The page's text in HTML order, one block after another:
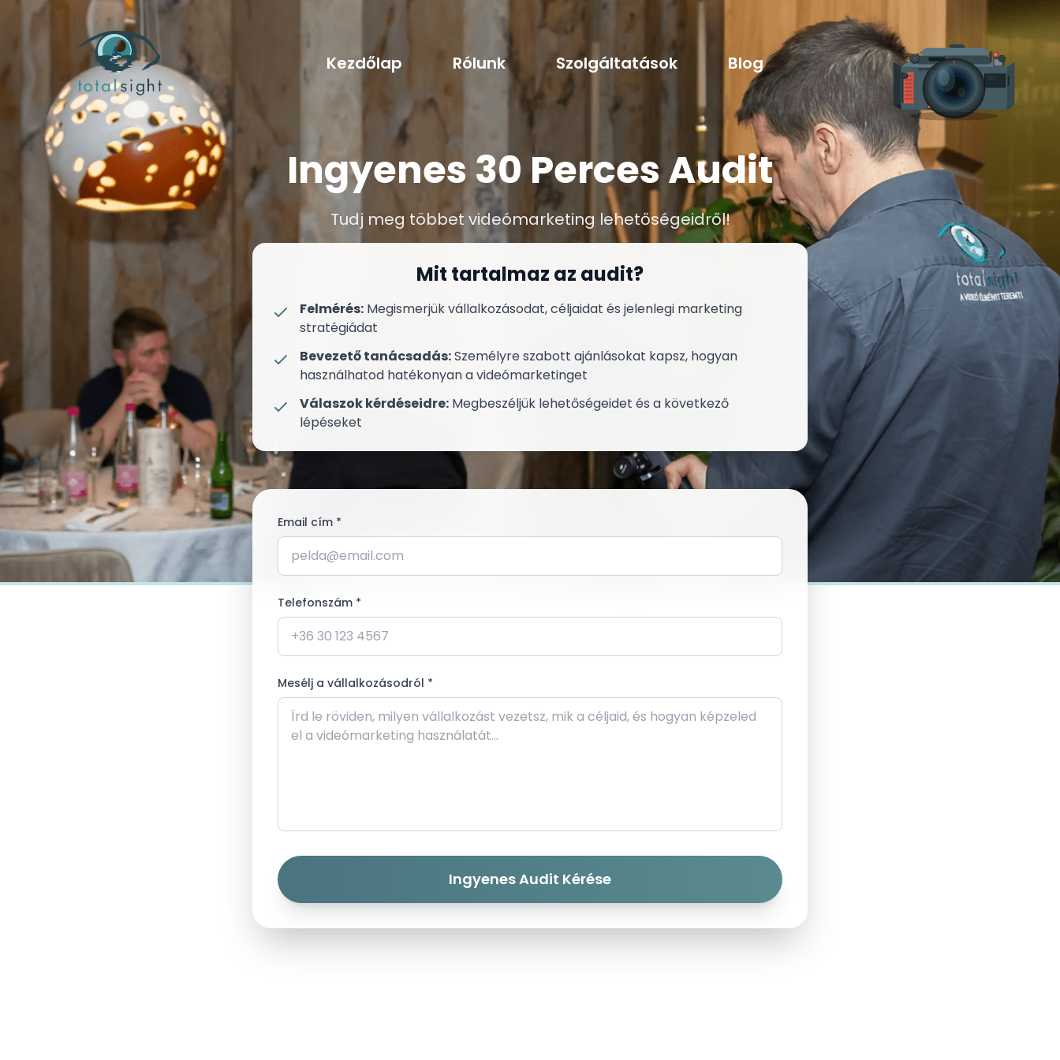
Kezdőlap Rólunk Szolgáltatások Blog
Ingyenes 30 Perces Audit
Tudj meg többet videómarketing lehetőségeidről!
Mit tartalmaz az audit?
Felmérés: Megismerjük vállalkozásodat, céljaidat és jelenlegi marketing
stratégiádat
Bevezető tanácsadás:Személyre szabott ajánlásokat kapsz, hogyan
használhatod hatékonyan a videómarketinget
Válaszok kérdéseidre: Megbeszéljük lehetőségeidet és a következő
lépéseket
Email cím *
Telefonszám *
Mesélj a vállalkozásodról *
Ingyenes Audit Kérése